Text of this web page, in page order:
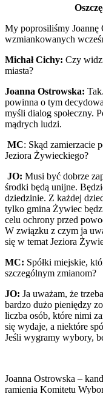
My poprosiliśmy Joannę
wzmiankowanych
Michał Cichy: Czy
miasta?
Joanna Ostrowska:
powinna o tym
myśli dialog społeczny.
mądrych ludzi.
MC: Skąd zamierzacie
Jeziora Żywieckiego?
JO: Musi być dobrze
środki będą unijne.
dziedzinie. Z każdej
tylko gmina Żywiec
celu ochrony przed
W związku z czym ja
się w temat Jeziora
MC: Spółki miejskie,
szczególnym zmianom?
JO: Ja uważam, że
bardzo dużo pieniędzy
liczba osób, które nimi
się wydaje, a niektóre
Jeśli wygramy wybory,
Joanna Ostrowska –
ramienia Komitetu